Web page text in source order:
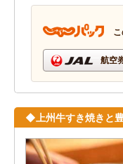
航空
◆上州牛すき焼きと